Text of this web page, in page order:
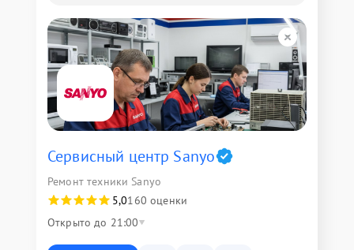
Сервисный центр Sanyo
Ремонт техники Sanyo
5,0160 оценки
Открыто до 21:00